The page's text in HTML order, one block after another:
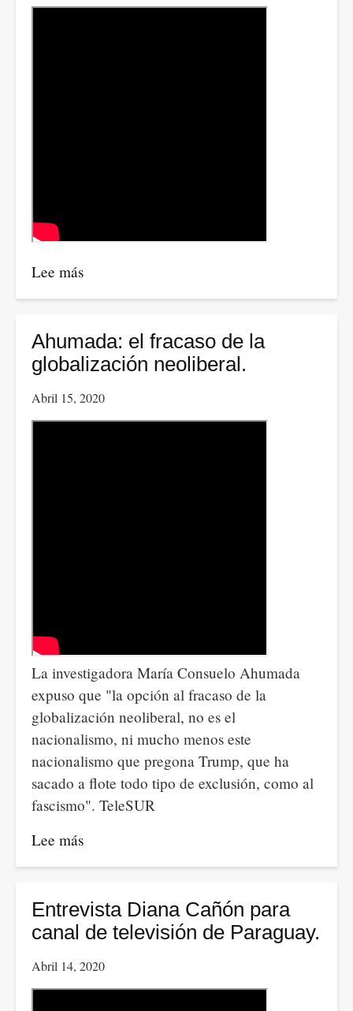
investigador
Lee más
Javier
propone
diferentes
en
materia
Ahumada: el fracaso de la
globalización neoliberal.
Abril 15, 2020
La investigadora María Consuelo Ahumada
expuso que "la opción al fracaso de la
globalización neoliberal, no es el
nacionalismo, ni mucho menos este
nacionalismo que pregona Trump, que ha
sacado a flote todo tipo de exclusión, como al
fascismo". TeleSUR
Lee más
Ahumada:
fracaso
de
globalización
neoliberal.
Entrevista Diana Cañón para
canal de televisión de Paraguay.
Abril 14, 2020